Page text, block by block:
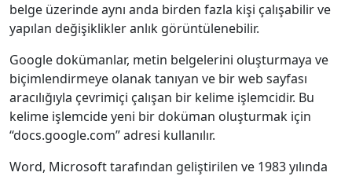
belge üzerinde aynı anda birden fazla kişi çalışabilir ve
yapılan değişiklikler anlık görüntülenebilir.
Google dokümanlar, metin belgelerini oluşturmaya ve
biçimlendirmeye olanak tanıyan ve bir web sayfası
aracılığıyla çevrimiçi çalışan bir kelime işlemcidir. Bu
kelime işlemcide yeni bir doküman oluşturmak için
“docs.google.com” adresi kullanılır.
Word, Microsoft tarafından geliştirilen ve 1983 yılında